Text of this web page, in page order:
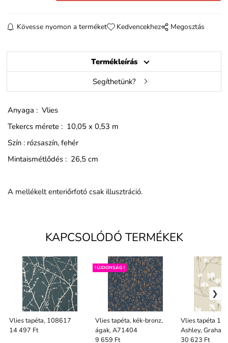
Kövesse nyomon a terméket Kedvencekhez Megosztás
Termékleírás
Segíthetünk?
Anyaga : Vlies
Tekercs mérete : 10,05 x 0,53 m
Szín : rózsaszín, fehér
Mintaismétlődés : 26,5 cm
A mellékelt enteriőrfotó csak illusztráció.
KAPCSOLÓDÓ TERMÉKEK
Vlies tapéta, 108617
14 497 Ft
Vlies tapéta, kék-bronz,
ágak, A71404
! ÚJDONSÁG !
9 659 Ft
Vlies tapéta
Ashley,
30 623 Ft